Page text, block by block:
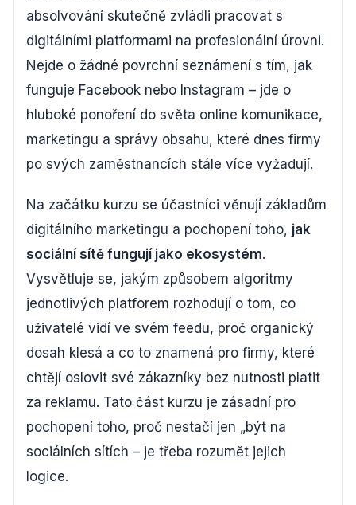
absolvování skutečně zvládli pracovat s
digitálními platformami na profesionální úrovni.
Nejde o žádné povrchní seznámení s tím, jak
funguje Facebook nebo Instagram – jde o
hluboké ponoření do světa online komunikace,
marketingu a správy obsahu, které dnes firmy
po svých zaměstnancích stále více vyžadují.
Na začátku kurzu se účastníci věnují základům
digitálního marketingu a pochopení toho, jak
sociální sítě fungují jako ekosystém.
Vysvětluje se, jakým způsobem algoritmy
jednotlivých platforem rozhodují o tom, co
uživatelé vidí ve svém feedu, proč organický
dosah klesá a co to znamená pro firmy, které
chtějí oslovit své zákazníky bez nutnosti platit
za reklamu. Tato část kurzu je zásadní pro
pochopení toho, proč nestačí jen „být na
sociálních sítích – je třeba rozumět jejich
logice.